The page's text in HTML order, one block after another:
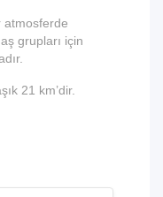
atmosferde
grupları için
21 km’dir.